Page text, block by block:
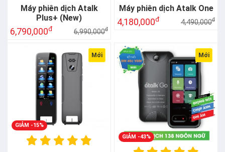
Máy phiên dịch Atalk
Plus+ (New)
6,790,000đ 6,990,000đ
Máy phiên dịch Atalk One
4,180,000đ 4,490,000đ
GIẢM -15%
Mới
GIẢM -43%
Mới